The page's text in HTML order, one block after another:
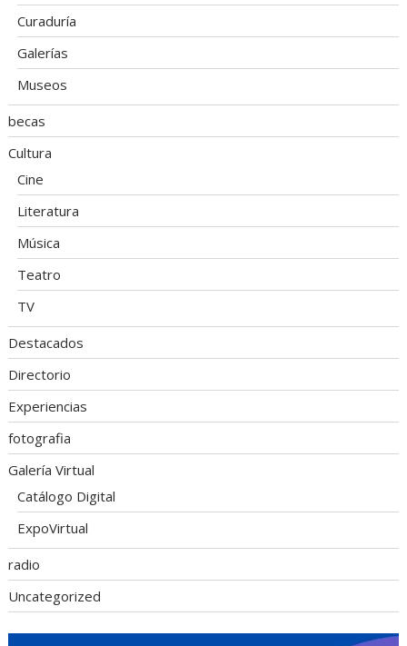
Curaduría
Galerías
Museos
becas
Cultura
Cine
Literatura
Música
Teatro
TV
Destacados
Directorio
Experiencias
fotografia
Galería Virtual
Catálogo Digital
ExpoVirtual
radio
Uncategorized